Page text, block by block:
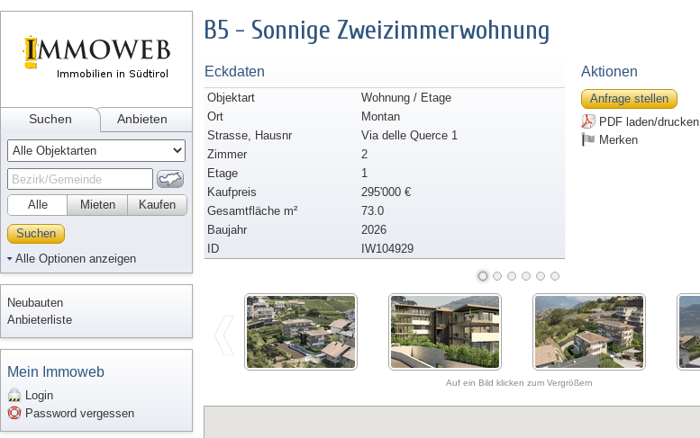
Suchen Anbieten
Alle Kaufen
Mieten
Suchen
Alle Optionen anzeigen
Neubauten
Anbieterliste
Mein Immoweb
Login
Password vergessen
B5 - Sonnige Zweizimmerwohnung
Eckdaten
Objektart
Wohnung / Etage
Ort
Montan
Strasse, Hausnr
Via delle Querce 1
Zimmer
2
Etage
1
Kaufpreis
295'000 €
Gesamtfläche m²
73.0
Baujahr
2026
ID
IW104929
Aktionen
Anfrage stellen
PDF laden/drucken
Merken
Auf ein Bild klicken zum Vergrößern